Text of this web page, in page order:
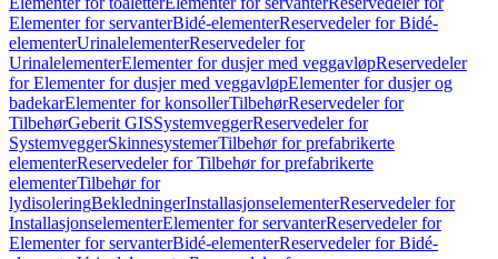
Elementer for servanterBidé-elementerReservedeler for Bidé-
elementerUrinalelementerReservedeler for
UrinalelementerElementer for dusjer med veggavløpReservedeler
for Elementer for dusjer med veggavløpElementer for dusjer og
badekarElementer for konsollerTilbehørReservedeler for
TilbehørGeberit GISSystemveggerReservedeler for
SystemveggerSkinnesystemerTilbehør for prefabrikerte
elementerReservedeler for Tilbehør for prefabrikerte
elementerTilbehør for
lydisoleringBekledningerInstallasjonselementerReservedeler for
InstallasjonselementerElementer for servanterReservedeler for
Elementer for servanterBidé-elementerReservedeler for Bidé-